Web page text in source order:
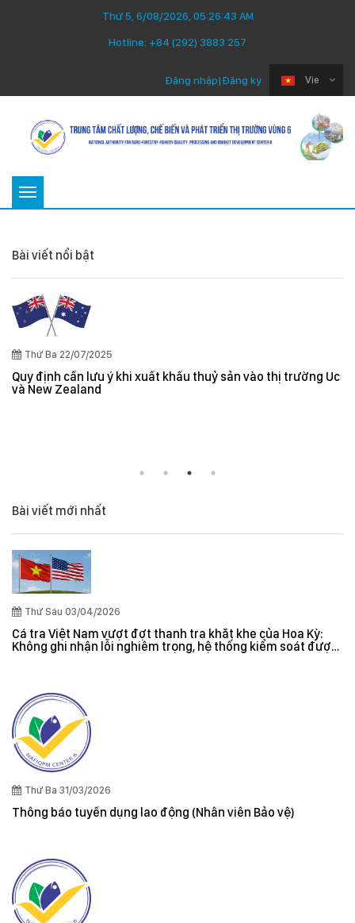
Thứ 5, 6/08/2026, 05:26:44 AM
Hotline: +84 (292) 3883 257
Vie
Đăng nhập|Đăng ký
Toggle
Bài viết nổi bật
Thứ Ba 22/07/2025
Quy định cần lưu ý khi xuất khẩu thuỷ sản vào thị trường Úc
và New Zealand
Bài viết mới nhất
Thứ Sáu 03/04/2026
Cá tra Việt Nam vượt đợt thanh tra khắt khe của Hoa Kỳ:
Không ghi nhận lỗi nghiêm trọng, hệ thống kiểm soát được
Thứ Ba 31/03/2026
Thông báo tuyển dụng lao động (Nhân viên Bảo vệ)